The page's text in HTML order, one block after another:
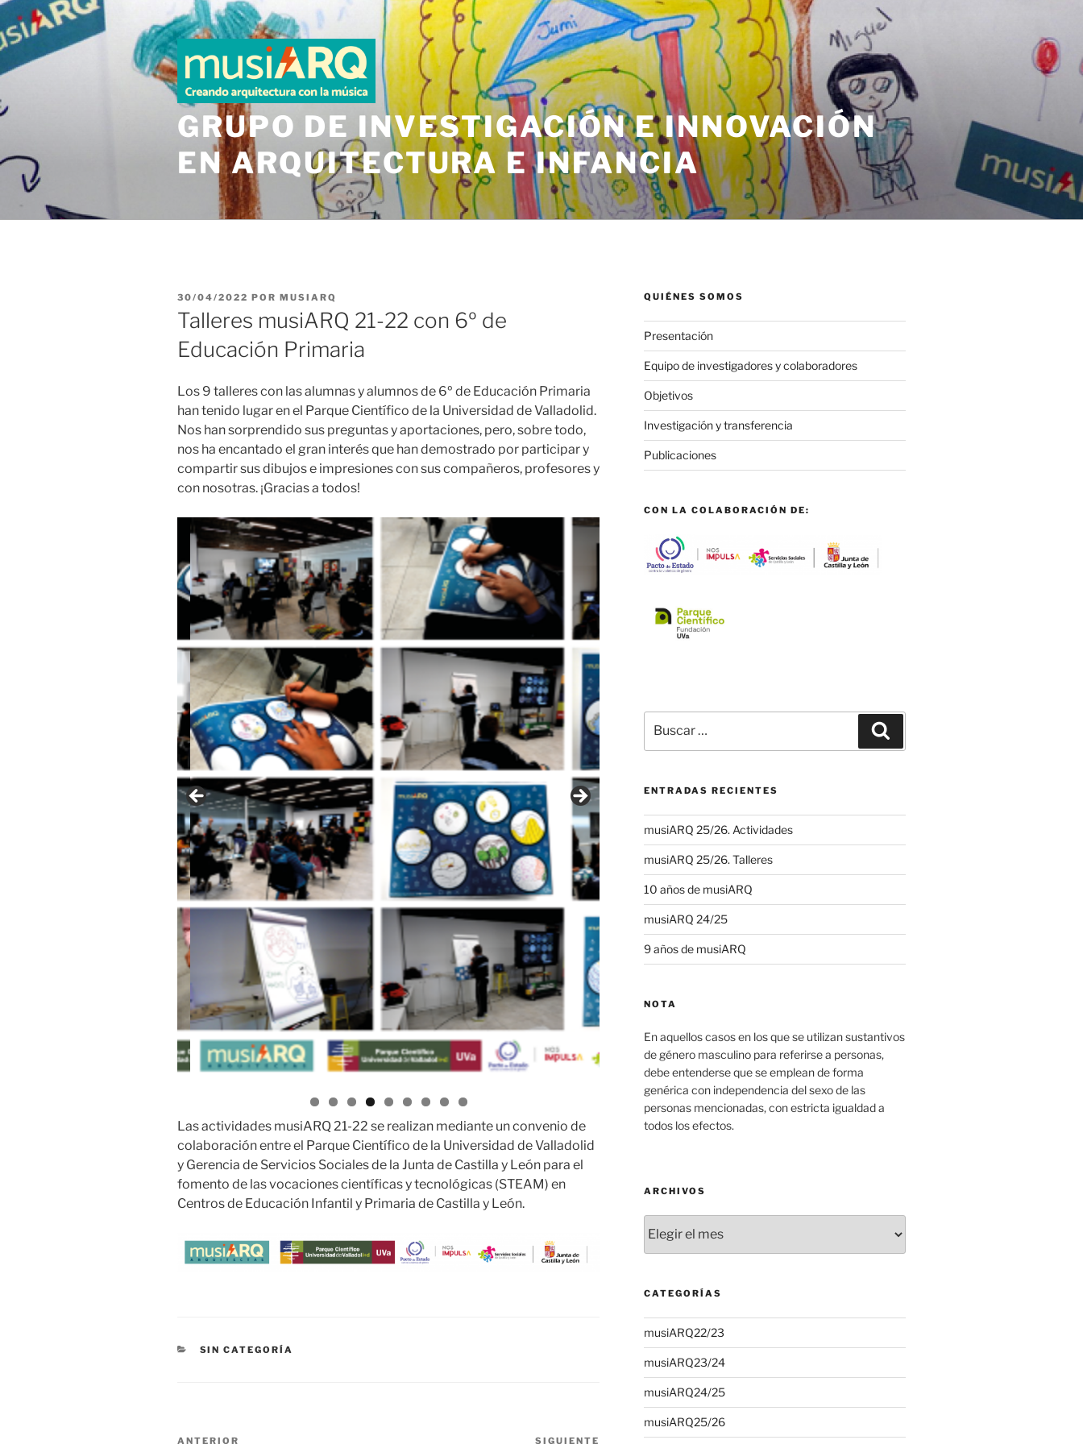
Saltar
al
contenido
GRUPO DE INVESTIGACIÓN E INNOVACIÓN
EN ARQUITECTURA E INFANCIA
PUBLICADO
EL
30/04/2022 POR MUSIARQ
Talleres musiARQ 21-22 con 6º de
Educación Primaria
Los 9 talleres con las alumnas y alumnos de 6º de Educación Primaria
han tenido lugar en el Parque Científico de la Universidad de Valladolid.
Nos han sorprendido sus preguntas y aportaciones, pero, sobre todo,
nos ha encantado el gran interés que han demostrado por participar y
compartir sus dibujos e impresiones con sus compañeros, profesores y
con nosotras. ¡Gracias a todos!
Las actividades musiARQ 21-22 se realizan mediante un convenio de
colaboración entre el Parque Científico de la Universidad de Valladolid
y Gerencia de Servicios Sociales de la Junta de Castilla y León para el
fomento de las vocaciones científicas y tecnológicas (STEAM) en
Centros de Educación Infantil y Primaria de Castilla y León.
CATEGORÍAS
SIN CATEGORÍA
Navegación
ANTERIOR SIGUIENTE
QUIÉNES SOMOS
Presentación
Equipo de investigadores y colaboradores
Objetivos
Investigación y transferencia
Publicaciones
CON LA COLABORACIÓN DE:
por:
ENTRADAS RECIENTES
musiARQ 25/26. Actividades
musiARQ 25/26. Talleres
10 años de musiARQ
musiARQ 24/25
9 años de musiARQ
NOTA
En aquellos casos en los que se utilizan sustantivos
de género masculino para referirse a personas,
debe entenderse que se emplean de forma
genérica con independencia del sexo de las
personas mencionadas, con estricta igualdad a
todos los efectos.
ARCHIVOS
CATEGORÍAS
musiARQ22/23
musiARQ23/24
musiARQ24/25
musiARQ25/26